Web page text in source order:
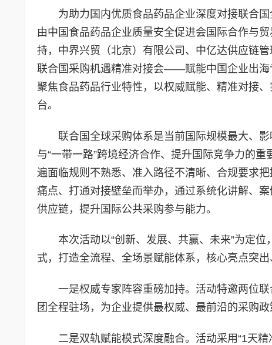
为助力国内优质食品药品企业深度对接联合
由中国食品药品企业质量安全促进会国际合作与
持，中界兴贸（北京）有限公司、中亿达供应链
联合国采购机遇精准对接会——赋能中国企业出海
聚焦食品药品行业特性，以权威赋能、精准对接
台。
联合国全球采购体系是当前国际规模最大、
与“一带一路”跨境经济合作、提升国际竞争力的
遍面临规则不熟悉、准入路径不清晰、合规要求
痛点、打通对接壁垒而举办，通过系统化讲解、
供应链，提升国际公共采购参与能力。
本次活动以“创新、发展、共赢、未来”为定
式，打造全流程、全场景赋能体系，核心亮点突出
一是权威专家阵容重磅加持。活动特邀两位
团全程驻场，为企业提供最权威、最前沿的采购
二是双轨赋能模式深度融合。活动采用“1天